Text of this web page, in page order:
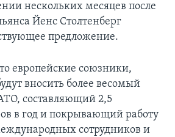
нескольких месяцев после
Йенс Столтенберг
предложение.
европейские союзники,
вносить более весомый
составляющий 2,5
в год и покрывающий работу
сотрудников и